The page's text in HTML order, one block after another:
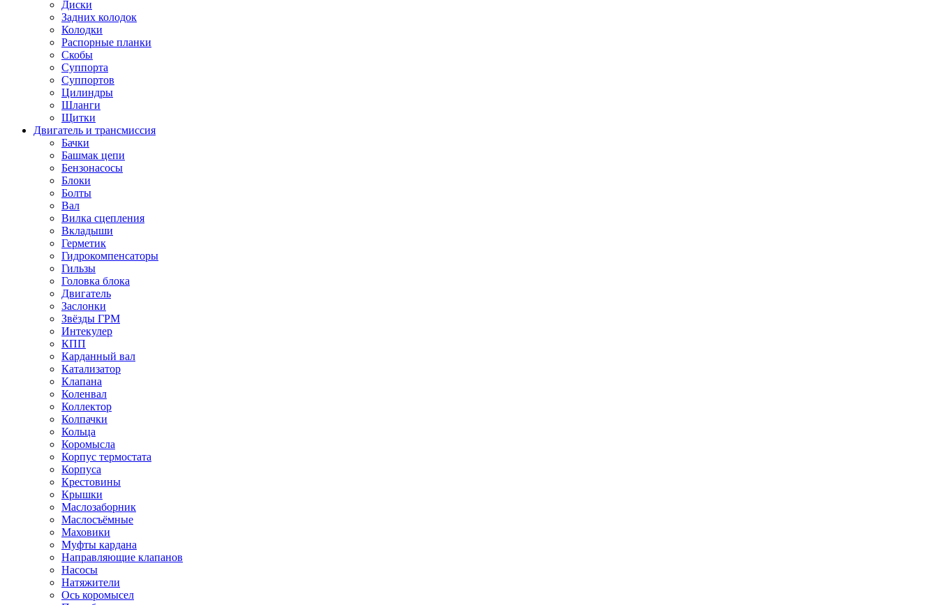
Диски
Задних колодок
Колодки
Распорные планки
Скобы
Суппорта
Суппортов
Цилиндры
Шланги
Щитки
Двигатель и трансмиссия
Бачки
Башмак цепи
Бензонасосы
Блоки
Болты
Вал
Вилка сцепления
Вкладыши
Герметик
Гидрокомпенсаторы
Гильзы
Головка блока
Двигатель
Заслонки
Звёзды ГРМ
Интекулер
КПП
Карданный вал
Катализатор
Клапана
Коленвал
Коллектор
Колпачки
Кольца
Коромысла
Корпус термостата
Корпуса
Крестовины
Крышки
Маслозаборник
Маслосъёмные
Маховики
Муфты кардана
Направляющие клапанов
Насосы
Натяжители
Ось коромысел